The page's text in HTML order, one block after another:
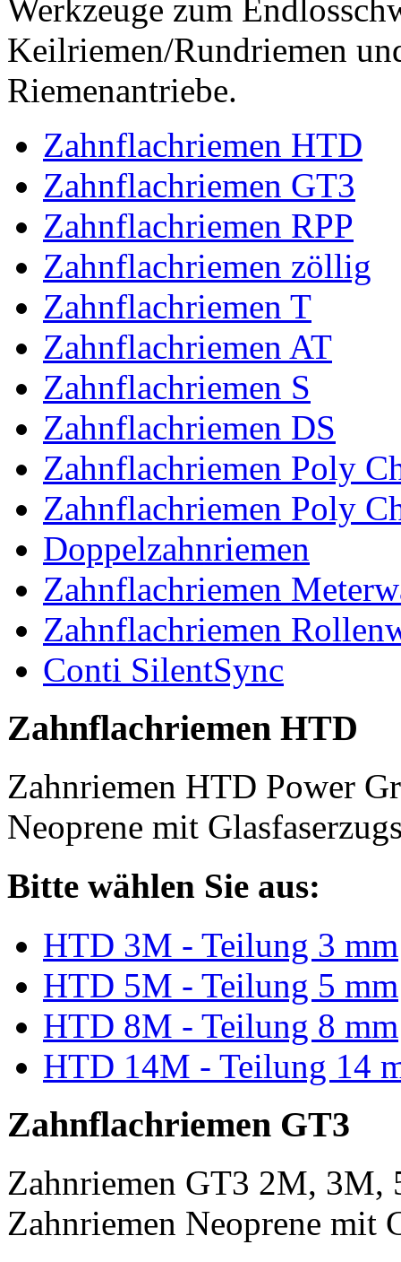
Werkzeuge zum
Keilriemen/Rundriemen
Riemenantriebe.
Zahnflachriemen HTD
Zahnflachriemen GT3
Zahnflachriemen RPP
Zahnflachriemen zöllig
Zahnflachriemen T
Zahnflachriemen AT
Zahnflachriemen S
Zahnflachriemen DS
Zahnflachriemen Poly
Zahnflachriemen Poly
Doppelzahnriemen
Zahnflachriemen
Zahnflachriemen
Conti SilentSync
Zahnflachriemen HTD
Zahnriemen HTD Power
Neoprene mit
Bitte wählen Sie aus:
HTD 3M - Teilung 3 mm
HTD 5M - Teilung 5 mm
HTD 8M - Teilung 8 mm
HTD 14M - Teilung 14
Zahnflachriemen GT3
Zahnriemen GT3 2M, 3M,
Zahnriemen Neoprene mit